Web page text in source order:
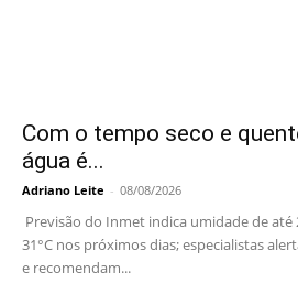
Com o tempo seco e
água é...
Adriano Leite - 08/08/2026
Previsão do Inmet indica umidade de
31°C nos próximos dias; especialistas
e recomendam...